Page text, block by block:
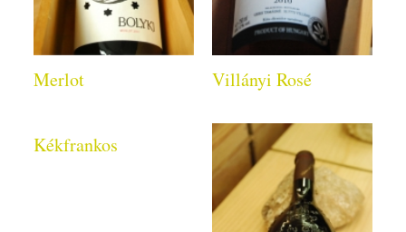
Merlot Villányi Rosé
Kékfrankos